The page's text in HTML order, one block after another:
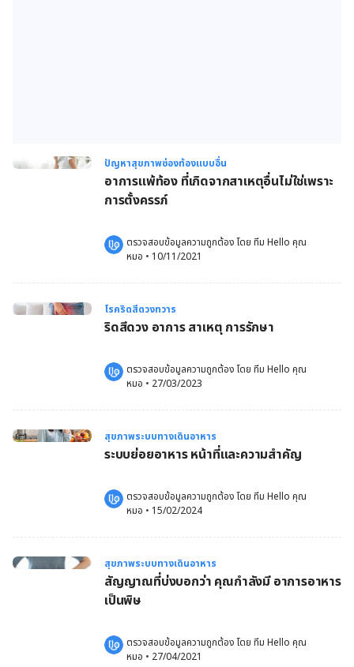
ปัญหาสุขภาพช่องท้องแบบอื่น
อาการแพ้ท้อง ที่เกิดจากสาเหตุอื่นไม่ใช่เพราะ
การตั้งครรภ์
ตรวจสอบข้อมูลความถูกต้อง โดย ทีม Hello คุณ
หมอ • 10/11/2021
โรคริดสีดวงทวาร
ริดสีดวง อาการ สาเหตุ การรักษา
ตรวจสอบข้อมูลความถูกต้อง โดย ทีม Hello คุณ
หมอ • 27/03/2023
สุขภาพระบบทางเดินอาหาร
ระบบย่อยอาหาร หน้าที่และความสำคัญ
ตรวจสอบข้อมูลความถูกต้อง โดย ทีม Hello คุณ
หมอ • 15/02/2024
สุขภาพระบบทางเดินอาหาร
สัญญาณที่บ่งบอกว่า คุณกำลังมี อาการอาหาร
เป็นพิษ
ตรวจสอบข้อมูลความถูกต้อง โดย ทีม Hello คุณ
หมอ • 27/04/2021